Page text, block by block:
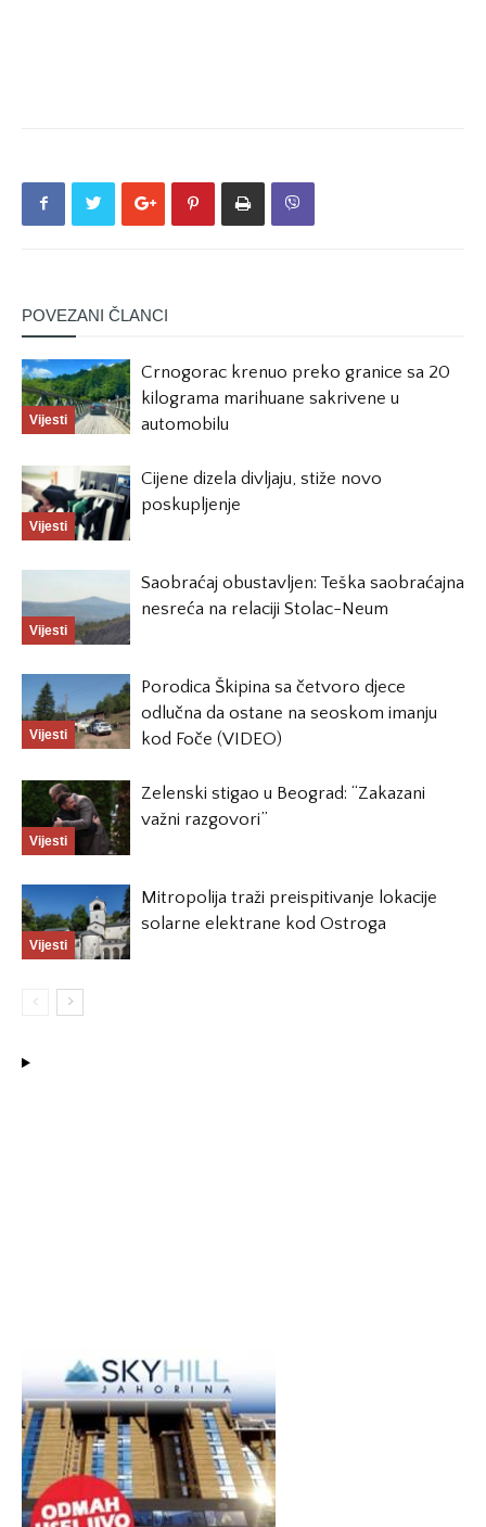
POVEZANI ČLANCI
Vijesti
Crnogorac krenuo preko granice sa 20
kilograma marihuane sakrivene u
automobilu
Vijesti
Cijene dizela divljaju, stiže novo
poskupljenje
Vijesti
Saobraćaj obustavljen: Teška saobraćajna
nesreća na relaciji Stolac-Neum
Vijesti
Porodica Škipina sa četvoro djece
odlučna da ostane na seoskom imanju
kod Foče (VIDEO)
Vijesti
Zelenski stigao u Beograd: “Zakazani
važni razgovori”
Vijesti
Mitropolija traži preispitivanje lokacije
solarne elektrane kod Ostroga